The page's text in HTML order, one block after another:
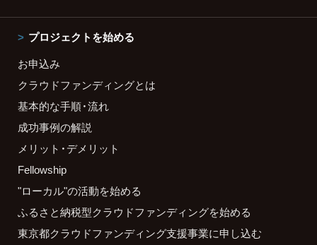
プロジェクトを始める
お申込み
クラウドファンディングとは
基本的な手順・流れ
成功事例の解説
メリット・デメリット
Fellowship
"ローカル"の活動を始める
ふるさと納税型クラウドファンディングを始める
東京都クラウドファンディング支援事業に申し込む